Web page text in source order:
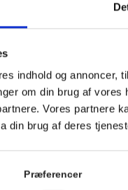
indhold og annoncer,
om din brug af
Vores partnere
din brug af deres
Præferencer